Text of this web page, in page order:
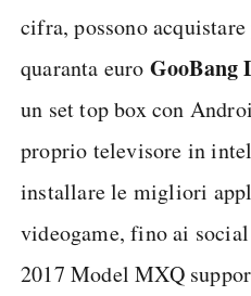
cifra, possono
quaranta euro GooBang
un set top box con
proprio televisore in
installare le migliori
videogame, fino ai
2017 Model MXQ